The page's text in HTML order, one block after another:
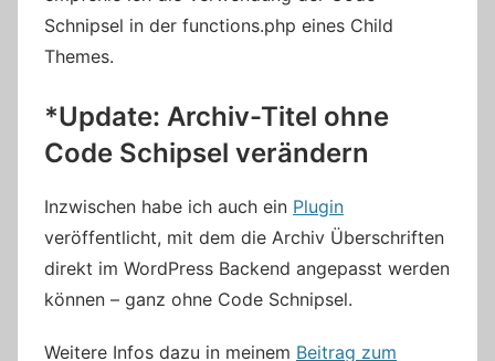
Schnipsel in der functions.php eines Child
Themes.
*Update: Archiv-Titel ohne
Code Schipsel verändern
Inzwischen habe ich auch ein Plugin
veröffentlicht, mit dem die Archiv Überschriften
direkt im WordPress Backend angepasst werden
können – ganz ohne Code Schnipsel.
Weitere Infos dazu in meinem Beitrag zum